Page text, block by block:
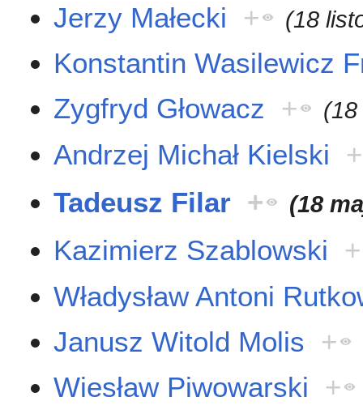
Jerzy Małecki + (18
Konstantin Wasilewicz
Zygfryd Głowacz
+ (18
Andrzej Michał Kielski
+
Tadeusz Filar + (18
Kazimierz Szablowski
+
Władysław Antoni
Janusz Witold Molis +
Wiesław Piwowarski
+